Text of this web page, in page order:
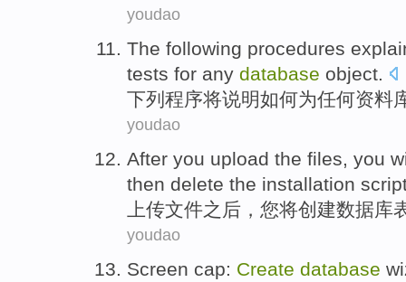
youdao
The following procedures
tests for any database object.
下列 程序将说明如何为任何资料
youdao
After you upload the files, you
then delete the installation
上传文件之后 ， 您将创建数据库
youdao
Screen cap: Create database